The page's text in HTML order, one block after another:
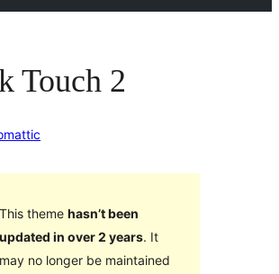
Touch 2
This theme hasn’t been
updated in over 2 years. It
may no longer be maintained